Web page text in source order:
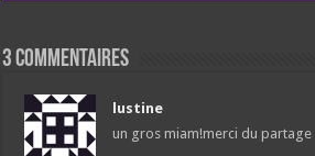
3 commentaires
lustine
un gros miam!merci du partage